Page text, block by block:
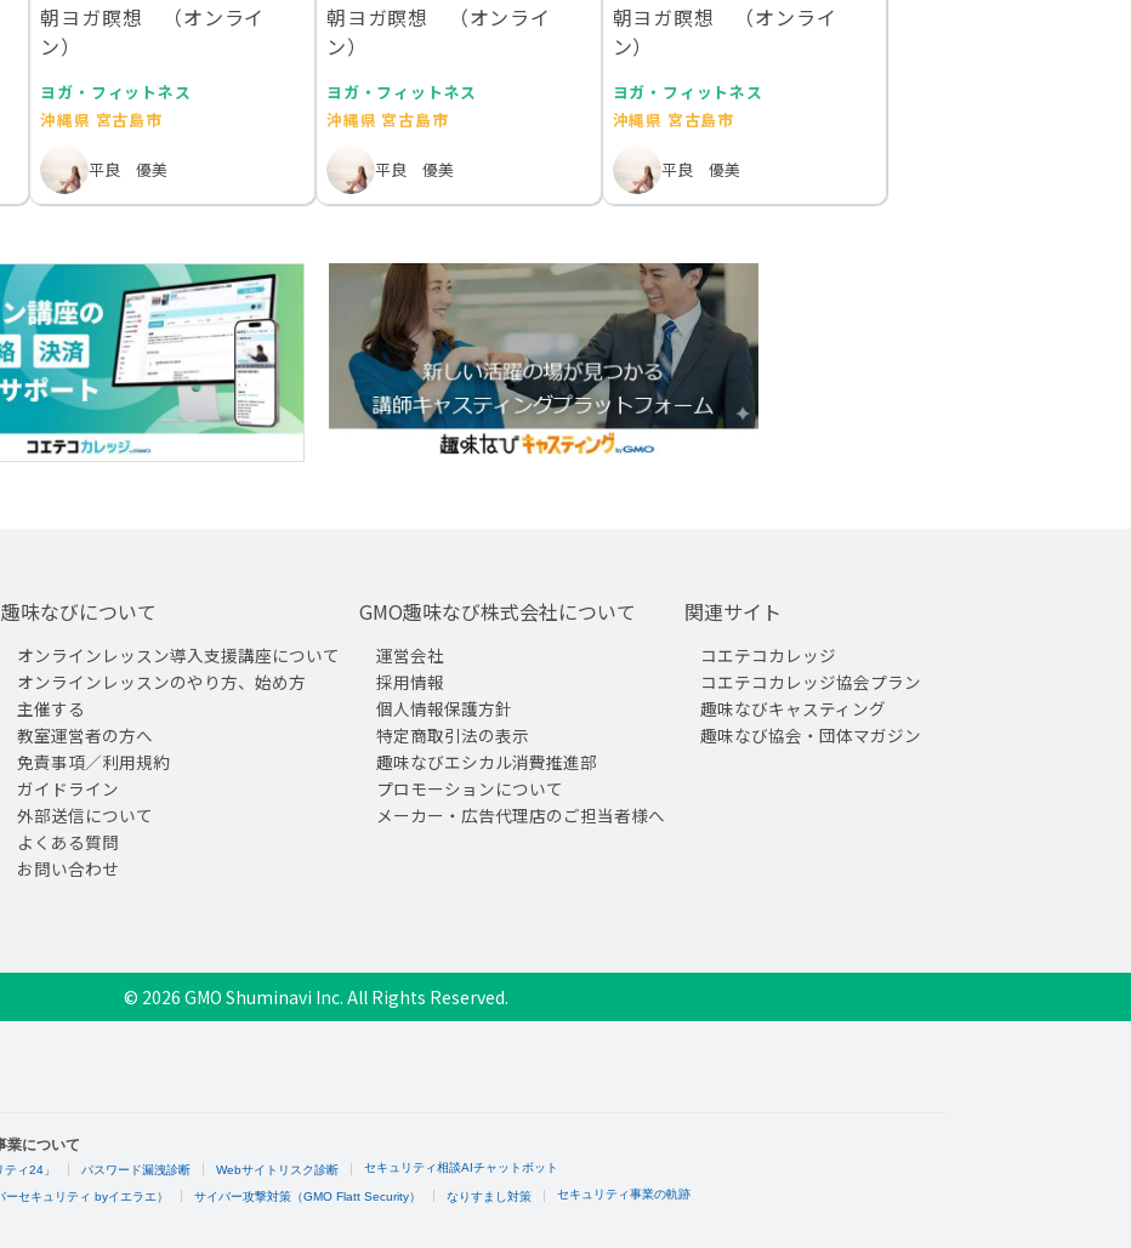
朝ヨガ瞑想 （オンライ
ン）
ヨガ・フィットネス
沖縄県 宮古島市
平良 優美
朝ヨガ瞑想 （オンライ
ン）
ヨガ・フィットネス
沖縄県 宮古島市
平良 優美
朝ヨガ瞑想 （オンライ
ン）
ヨガ・フィットネス
沖縄県 宮古島市
平良 優美
趣味なびについて
オンラインレッスン導入支援講座について
オンラインレッスンのやり方、始め方
主催する
教室運営者の方へ
免責事項／利用規約
ガイドライン
外部送信について
よくある質問
お問い合わせ
GMO趣味なび株式会社について
運営会社
採用情報
個人情報保護方針
特定商取引法の表示
趣味なびエシカル消費推進部
プロモーションについて
メーカー・広告代理店のご担当者様へ
関連サイト
コエテコカレッジ
コエテコカレッジ協会プラン
趣味なびキャスティング
趣味なび協会・団体マガジン
© 2026 GMO Shuminavi Inc. All Rights Reserved.